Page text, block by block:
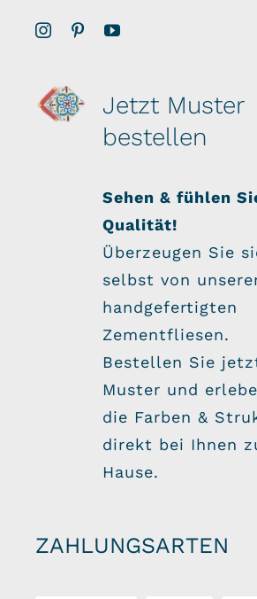
Jetzt Muster
bestellen
Sehen & fühlen
Qualität!
Überzeugen Sie
selbst von
handgefertigten
Zementfliesen.
Bestellen Sie
Muster und
die Farben &
direkt bei Ihnen
Hause.
ZAHLUNGSARTEN